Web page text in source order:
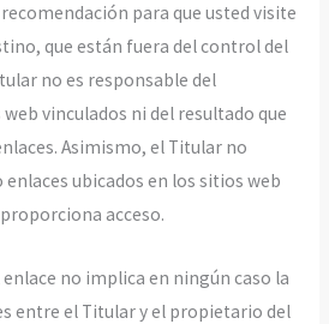
para que usted visite
que están fuera del control del
no es responsable del
vinculados ni del resultado que
Asimismo, el Titular no
ubicados en los sitios web
acceso.
no implica en ningún caso la
entre el Titular y el propietario del